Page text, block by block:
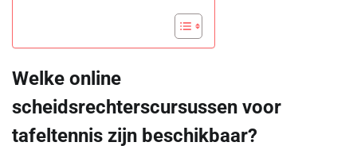
Welke online
scheidsrechterscursussen voor
tafeltennis zijn beschikbaar?